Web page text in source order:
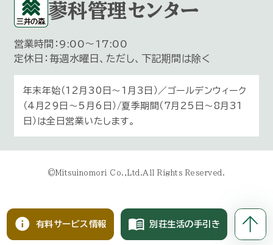
蓼科管理センター
営業時間：9:00～17:00
定休日：毎週水曜日、ただし、下記期間は除く
年末年始（12月30日〜1月3日）／ゴールデンウィーク
（4月29日～5月6日）/夏季期間（7月25日～8月31
日）は全日営業いたします。
©Mitsuinomori Co.,Ltd.All Rights Reserved.
info 有料サービス情報 menu_book 別荘生活の手引き